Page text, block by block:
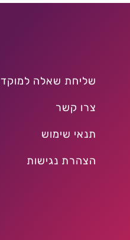
שליחת שאלה למוקד
צרו קשר
תנאי שימוש
הצהרת נגישות